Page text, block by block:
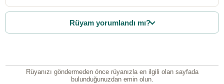
Rüyam yorumlandı mı?
Rüyanızı göndermeden önce rüyanızla en ilgili olan sayfada
bulunduğunuzdan emin olun.